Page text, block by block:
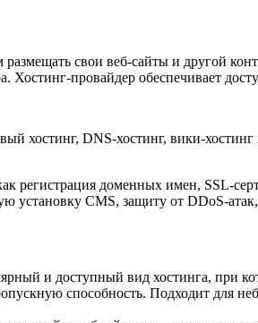
свои веб-сайты и другой
провайдер обеспечивает
хостинг, DNS-хостинг, вики-
регистрация доменных имен, SSL-
CMS, защиту от DDoS-
и доступный вид хостинга, при
способность. Подходит для